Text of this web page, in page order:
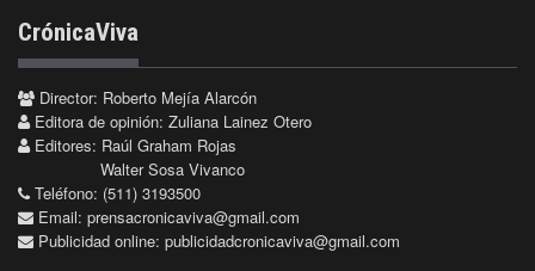
CrónicaViva
Director: Roberto Mejía Alarcón
Editora de opinión: Zuliana Lainez Otero
Editores: Raúl Graham Rojas
Walter Sosa Vivanco
Teléfono: (511) 3193500
Email: prensacronicaviva@gmail.com
Publicidad online: publicidadcronicaviva@gmail.com